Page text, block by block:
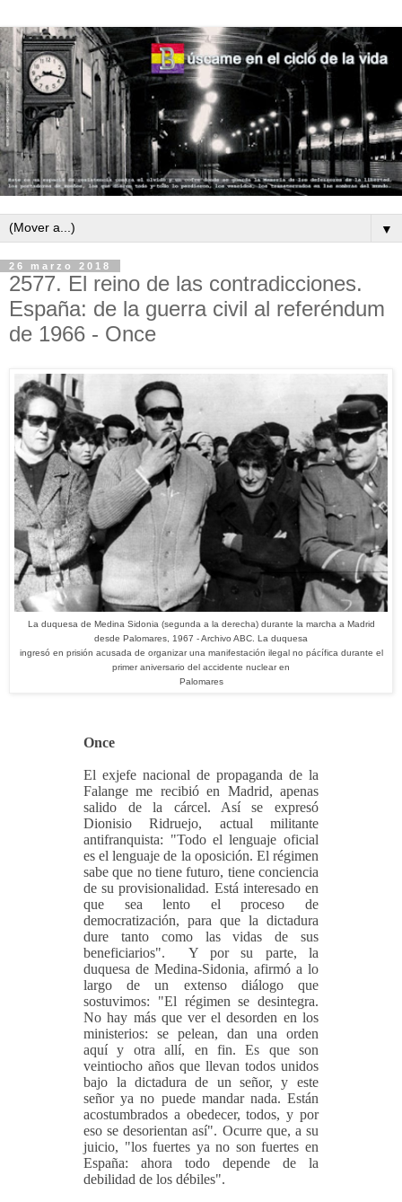
▼
26 marzo 2018
2577. El reino de las contradicciones.
España: de la guerra civil al referéndum
de 1966 - Once
La duquesa de Medina Sidonia (segunda a la derecha) durante la marcha a Madrid
desde Palomares, 1967 - Archivo ABC. La duquesa
ingresó en prisión acusada de organizar una manifestación ilegal no pácífica durante el
primer aniversario del accidente nuclear en
Palomares
Once
El exjefe nacional de propaganda de la
Falange me recibió en Madrid, apenas
salido de la cárcel. Así se expresó
Dionisio Ridruejo, actual militante
antifranquista: "Todo el lenguaje oficial
es el lenguaje de la oposición. El régimen
sabe que no tiene futuro, tiene conciencia
de su provisionalidad. Está interesado en
que sea lento el proceso de
democratización, para que la dictadura
dure tanto como las vidas de sus
beneficiarios". Y por su parte, la
duquesa de Medina-Sidonia, afirmó a lo
largo de un extenso diálogo que
sostuvimos: "El régimen se desintegra.
No hay más que ver el desorden en los
ministerios: se pelean, dan una orden
aquí y otra allí, en fin. Es que son
veintiocho años que llevan todos unidos
bajo la dictadura de un señor, y este
señor ya no puede mandar nada. Están
acostumbrados a obedecer, todos, y por
eso se desorientan así". Ocurre que, a su
juicio, "los fuertes ya no son fuertes en
España: ahora todo depende de la
debilidad de los débiles".